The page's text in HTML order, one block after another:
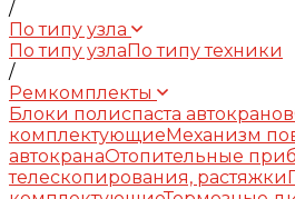
/
По типу узла
По типу узлаПо типу техники
/
Ремкомплекты
Блоки полиспаста автокранов
комплектующиеМеханизм
автокранаОтопительные
телескопирования, растяжки